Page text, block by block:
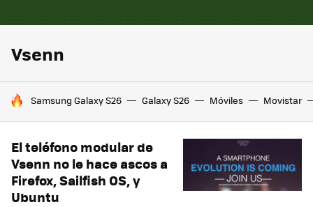
Vsenn
HOY SE HABLA DE
Samsung Galaxy S26 Galaxy S26 Móviles Movistar
El teléfono modular de
Vsenn no le hace ascos a
Firefox, Sailfish OS, y
Ubuntu